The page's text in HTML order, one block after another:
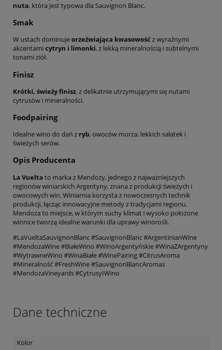
nuta, która jest typowa dla Sauvignon Blanc.
Smak
W ustach dominujeorzeźwiająca kwasowość z wyraźnymi
akcentami cytryn i limonki, z lekką mineralnością i subtelnymi
tonami ziół.
Finisz
Krótki, świeży finisz, z delikatnie utrzymującymi się nutami
cytrusów i mineralności.
Foodpairing
Idealne wino do dań z ryb, owoców morza, lekkich sałatek i
świeżych serów.
Opis Producenta
La Vuelta to marka z Mendozy, jednego z najważniejszych
regionów winiarskich Argentyny, znana z produkcji świeżych i
owocowych win. Winiarnia korzysta z nowoczesnych technik
produkcji, łącząc innowacyjne metody z tradycjami regionu.
Mendoza to miejsce, w którym suchy klimat i wysoko położone
winnice tworzą idealne warunki dla uprawy winorośli.
#LaVueltaSauvignonBlanc #SauvignonBlanc #ArgentinianWine
#MendozaWine #BiałeWino #WinoArgentyńskie #WinaZArgentyny
#WytrawneWino #WinaBiałe #WinePairing #CitrusAroma
#Mineralność #FreshWine #SauvignonBlancAromas
#MendozaVineyards #CytrusyIWino
Dane techniczne
Kolor